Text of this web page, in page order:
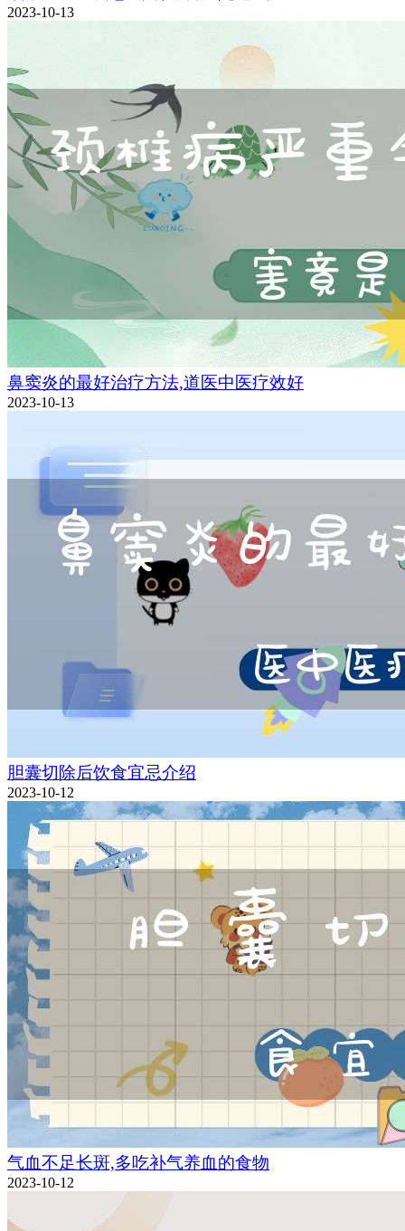
2023-10-13
鼻窦炎的最好治疗方法,道医中医疗效好
2023-10-13
胆囊切除后饮食宜忌介绍
2023-10-12
气血不足长斑,多吃补气养血的食物
2023-10-12